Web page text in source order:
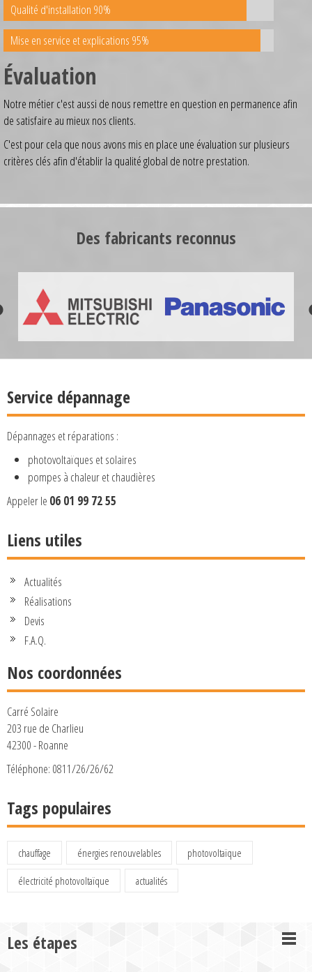
Qualité d'installation 90%
Mise en service et explications 95%
Évaluation
Notre métier c'est aussi de nous remettre en question en permanence afin
de satisfaire au mieux nos clients.
C'est pour cela que nous avons mis en place une évaluation sur plusieurs
critères clés afin d'établir la qualité global de notre prestation.
Des fabricants reconnus
Service dépannage
Dépannages et réparations :
photovoltaïques et solaires
pompes à chaleur et chaudières
Appeler le 06 01 99 72 55
Liens utiles
Actualités
Réalisations
Devis
F.A.Q.
Nos coordonnées
Carré Solaire
203 rue de Charlieu
42300 - Roanne
Téléphone: 0811/26/26/62
Tags populaires
chauffage énergies renouvelables
photovoltaïque
électricité photovoltaïque
actualités
Les étapes